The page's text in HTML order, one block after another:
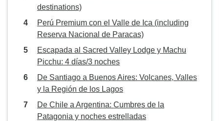
destinations)
Perú Premium con el Valle de Ica (including
Reserva Nacional de Paracas)
Escapada al Sacred Valley Lodge y Machu
Picchu: 4 días/3 noches
De Santiago a Buenos Aires: Volcanes, Valles
y la Región de los Lagos
De Chile a Argentina: Cumbres de la
Patagonia y noches estrelladas